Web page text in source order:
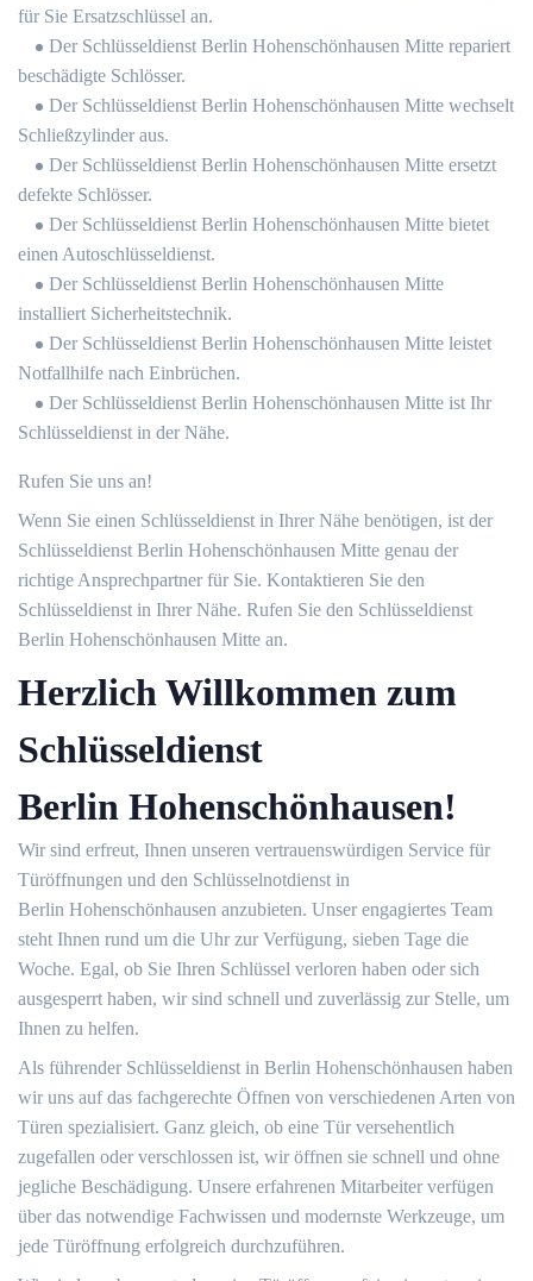
für Sie Ersatzschlüssel an.
Der Schlüsseldienst Berlin Hohenschönhausen Mitte repariert
beschädigte Schlösser.
Der Schlüsseldienst Berlin Hohenschönhausen Mitte wechselt
Schließzylinder aus.
Der Schlüsseldienst Berlin Hohenschönhausen Mitte ersetzt
defekte Schlösser.
Der Schlüsseldienst Berlin Hohenschönhausen Mitte bietet
einen Autoschlüsseldienst.
Der Schlüsseldienst Berlin Hohenschönhausen Mitte
installiert Sicherheitstechnik.
Der Schlüsseldienst Berlin Hohenschönhausen Mitte leistet
Notfallhilfe nach Einbrüchen.
Der Schlüsseldienst Berlin Hohenschönhausen Mitte ist Ihr
Schlüsseldienst in der Nähe.
Rufen Sie uns an!
Wenn Sie einen Schlüsseldienst in Ihrer Nähe benötigen, ist der
Schlüsseldienst Berlin Hohenschönhausen Mitte genau der
richtige Ansprechpartner für Sie. Kontaktieren Sie den
Schlüsseldienst in Ihrer Nähe. Rufen Sie den Schlüsseldienst
Berlin Hohenschönhausen Mitte an.
Herzlich Willkommen zum
Schlüsseldienst
Berlin Hohenschönhausen!
Wir sind erfreut, Ihnen unseren vertrauenswürdigen Service für
Türöffnungen und den Schlüsselnotdienst in
Berlin Hohenschönhausen anzubieten. Unser engagiertes Team
steht Ihnen rund um die Uhr zur Verfügung, sieben Tage die
Woche. Egal, ob Sie Ihren Schlüssel verloren haben oder sich
ausgesperrt haben, wir sind schnell und zuverlässig zur Stelle, um
Ihnen zu helfen.
Als führender Schlüsseldienst in Berlin Hohenschönhausen haben
wir uns auf das fachgerechte Öffnen von verschiedenen Arten von
Türen spezialisiert. Ganz gleich, ob eine Tür versehentlich
zugefallen oder verschlossen ist, wir öffnen sie schnell und ohne
jegliche Beschädigung. Unsere erfahrenen Mitarbeiter verfügen
über das notwendige Fachwissen und modernste Werkzeuge, um
jede Türöffnung erfolgreich durchzuführen.